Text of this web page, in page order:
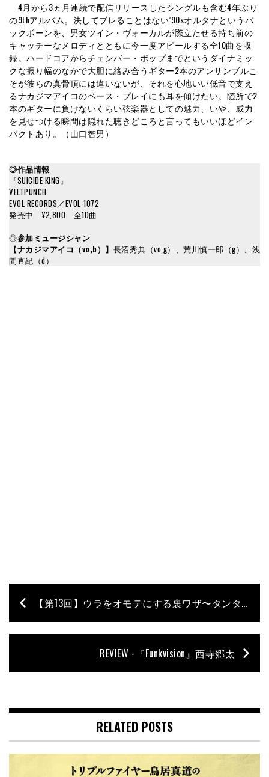
4月から3ヵ月連続で配信リリースしたシングルも含む4年ぶり
の9thアルバム。決してブレることはない’90sオルタナというバ
ックボーンを、男女ツイン・ヴォーカルが際立たせる持ち前の
キャッチーなメロディとともに今一度アピールする全10曲を収
録。ハードコアからチェンバー・ポップまでというダイナミッ
クな振り幅のなかで大胆に絡み合うギター2本のアンサンブルこ
そが彼らの真骨頂には違いないが、それを心地いい低音で支え
るナカジマアイコのベース・プレイにも耳を傾けたい。随所で2
本のギターに負けないくらい弦楽器としての魅力、いや、威力
を見せつける瞬間は隠れた聴きどころと言ってもいいほどイン
パクトあり。（山口智男）
◎作品情報
『SUICIDE KING』
VELTPUNCH
EVOL RECORDS／EVOL-1072
発売中 ¥2,800 全10曲
◎参加ミュージシャン
【ナカジマアイコ（vo,b）】 長沼秀典（vo,g）、荒川慎一郎（g）、浅
間直紀（d）
【第13回】ウラをオモテにする裏ワザ〜タンタカタン④／石村順の低音よろず相談所 〜Jun’s Bass Clinic〜
REVIEW -『Funkvision』西寺郷太
RELATED POSTS